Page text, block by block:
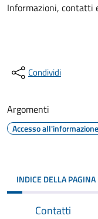
Informazioni, contatti
Condividi
Argomenti
Accesso all'informazione
INDICE DELLA PAGINA
Contatti